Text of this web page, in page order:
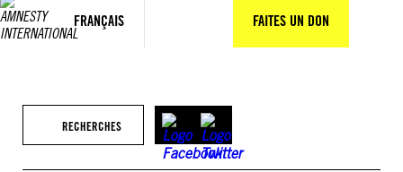
FRANÇAIS FAITES UN DON
RECHERCHES